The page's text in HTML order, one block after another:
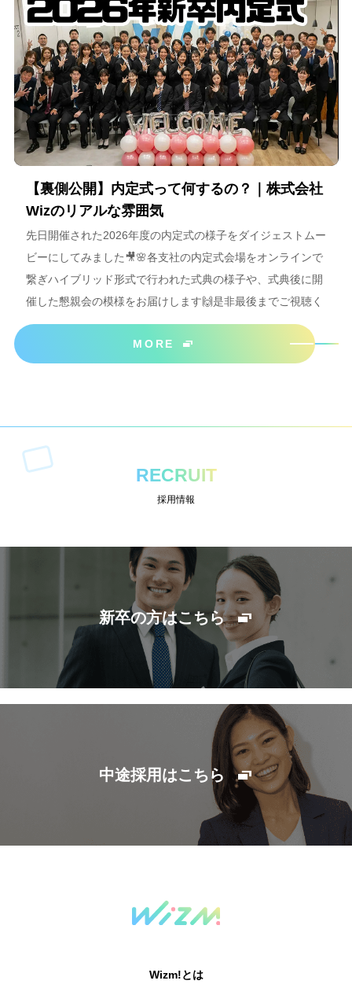
【裏側公開】内定式って何するの？｜株式会社
Wizのリアルな雰囲気
先日開催された2026年度の内定式の様子をダイジェストムー
ビーにしてみました🎥🌸各支社の内定式会場をオンラインで
繋ぎハイブリッド形式で行われた式典の様子や、式典後に開
催した懇親会の模様をお届けします🙌是非最後までご視聴く
ださいね＾＾
MORE
RECRUIT
採用情報
新卒の方はこちら
中途採用はこちら
Wizm!とは